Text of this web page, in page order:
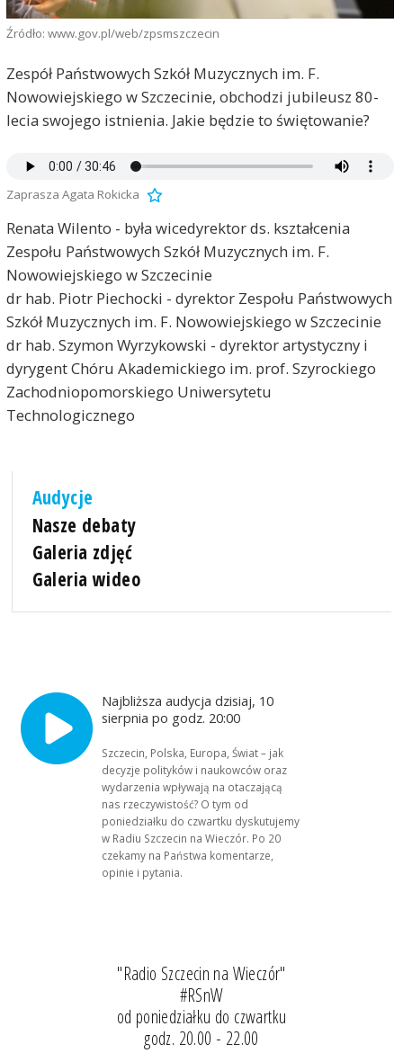
Źródło: www.gov.pl/web/zpsmszczecin
Zespół Państwowych Szkół Muzycznych im. F.
Nowowiejskiego w Szczecinie, obchodzi jubileusz 80-
lecia swojego istnienia. Jakie będzie to świętowanie?
Zaprasza Agata Rokicka
Renata Wilento - była wicedyrektor ds. kształcenia
Zespołu Państwowych Szkół Muzycznych im. F.
Nowowiejskiego w Szczecinie
dr hab. Piotr Piechocki - dyrektor Zespołu Państwowych
Szkół Muzycznych im. F. Nowowiejskiego w Szczecinie
dr hab. Szymon Wyrzykowski - dyrektor artystyczny i
dyrygent Chóru Akademickiego im. prof. Szyrockiego
Zachodniopomorskiego Uniwersytetu
Technologicznego
Audycje
Nasze debaty
Galeria zdjęć
Galeria wideo
Najbliższa audycja dzisiaj, 10
sierpnia po godz. 20:00
Szczecin, Polska, Europa, Świat – jak
decyzje polityków i naukowców oraz
wydarzenia wpływają na otaczającą
nas rzeczywistość? O tym od
poniedziałku do czwartku dyskutujemy
w Radiu Szczecin na Wieczór. Po 20
czekamy na Państwa komentarze,
opinie i pytania.
"Radio Szczecin na Wieczór"
#RSnW
od poniedziałku do czwartku
godz. 20.00 - 22.00